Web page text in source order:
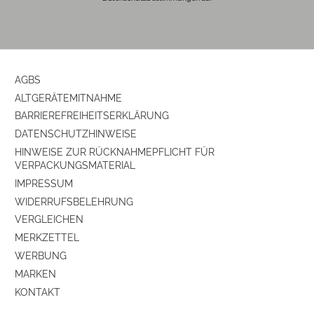
AGBS
ALTGERÄTEMITNAHME
BARRIEREFREIHEITSERKLÄRUNG
DATENSCHUTZHINWEISE
HINWEISE ZUR RÜCKNAHMEPFLICHT FÜR
VERPACKUNGSMATERIAL
IMPRESSUM
WIDERRUFSBELEHRUNG
VERGLEICHEN
MERKZETTEL
WERBUNG
MARKEN
KONTAKT